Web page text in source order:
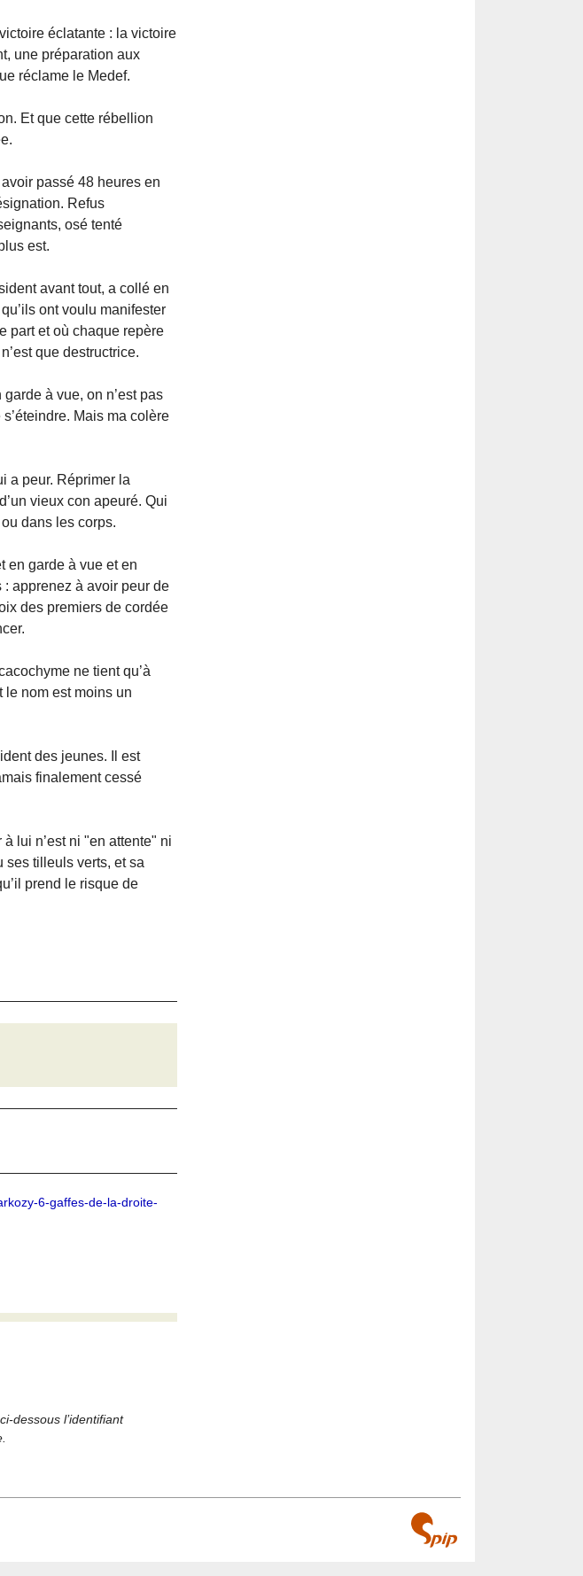
éclatante : la victoire
une préparation aux
réclame le Medef.
Et que cette rébellion
passé 48 heures en
Refus
osé tenté
est.
avant tout, a collé en
ont voulu manifester
part et où chaque repère
que destructrice.
à vue, on n’est pas
Mais ma colère
a peur. Réprimer la
vieux con apeuré. Qui
dans les corps.
en garde à vue et en
apprenez à avoir peur de
des premiers de cordée
ne tient qu’à
le nom est moins un
des jeunes. Il est
finalement cessé
lui n’est ni "en attente" ni
ses tilleuls verts, et sa
prend le risque de
6-gaffes-de-la-droite-
dessous l’identifiant